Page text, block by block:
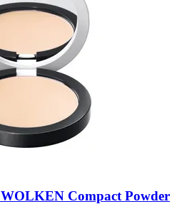
WOLKEN Compact Powder